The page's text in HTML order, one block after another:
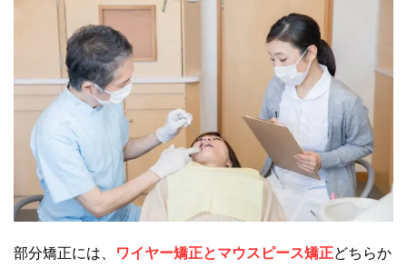
部分矯正には、 ワイヤー矯正とマウスピース矯正どちらか